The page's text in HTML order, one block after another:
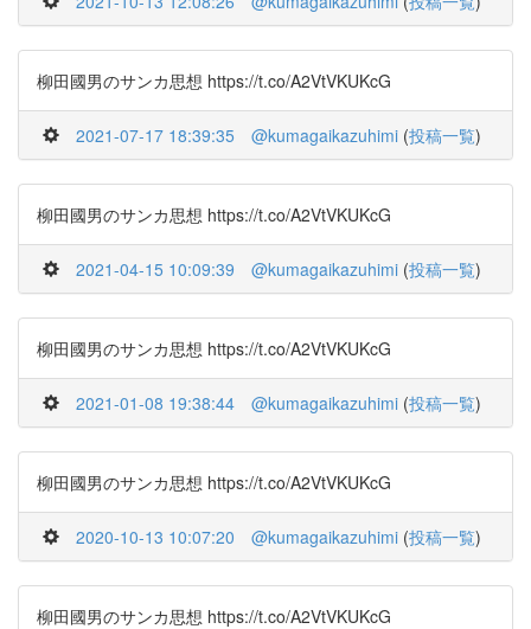
柳田國男のサンカ思想 https://t.co/A2VtVKUKcG
2021-07-17 18:39:35 @kumagaikazuhimi (投稿一覧)
柳田國男のサンカ思想 https://t.co/A2VtVKUKcG
2021-04-15 10:09:39 @kumagaikazuhimi (投稿一覧)
柳田國男のサンカ思想 https://t.co/A2VtVKUKcG
2021-01-08 19:38:44 @kumagaikazuhimi (投稿一覧)
柳田國男のサンカ思想 https://t.co/A2VtVKUKcG
2020-10-13 10:07:20 @kumagaikazuhimi (投稿一覧)
柳田國男のサンカ思想 https://t.co/A2VtVKUKcG